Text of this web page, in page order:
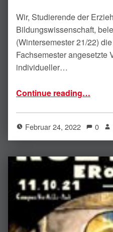
Wir, Studierende der
Bildungswissenschaft,
(Wintersemester 21/22)
Fachsemester angesetzte
individueller…
Continue reading…
Februar 24, 2022 0